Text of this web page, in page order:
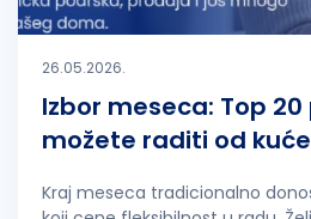
26.05.2026.
Izbor meseca: Top
možete raditi od kuće
Kraj meseca tradicionalno